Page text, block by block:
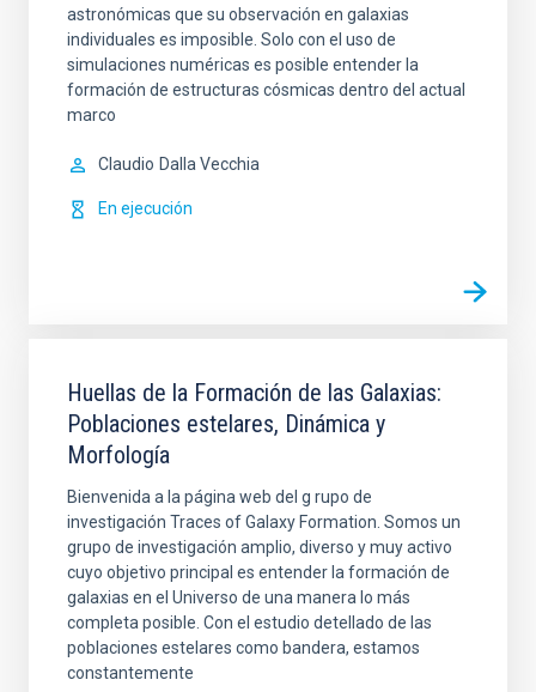
astronómicas que su observación en galaxias
individuales es imposible. Solo con el uso de
simulaciones numéricas es posible entender la
formación de estructuras cósmicas dentro del actual
marco
Claudio Dalla Vecchia
En ejecución
Huellas de la Formación de las Galaxias:
Poblaciones estelares, Dinámica y
Morfología
Bienvenida a la página web del g rupo de
investigación Traces of Galaxy Formation. Somos un
grupo de investigación amplio, diverso y muy activo
cuyo objetivo principal es entender la formación de
galaxias en el Universo de una manera lo más
completa posible. Con el estudio detellado de las
poblaciones estelares como bandera, estamos
constantemente